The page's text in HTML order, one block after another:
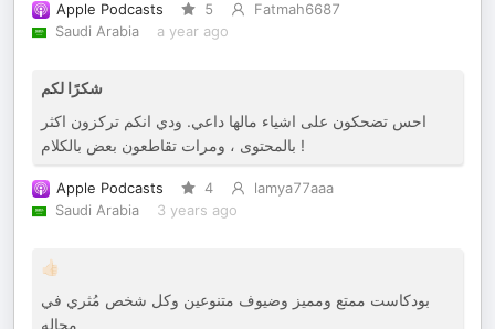
Apple Podcasts 5
Fatmah6687
Saudi Arabia
a year ago
شكرًا لكم
احس تضحكون على اشياء مالها داعي. ودي انكم تركزون اكثر
بالمحتوى ، ومرات تقاطعون بعض بالكلام !
Apple Podcasts 4
lamya77aaa
Saudi Arabia
3 years ago
👍🏻
بودكاست ممتع ومميز وضيوف متنوعين وكل شخص مُثري في
مجاله